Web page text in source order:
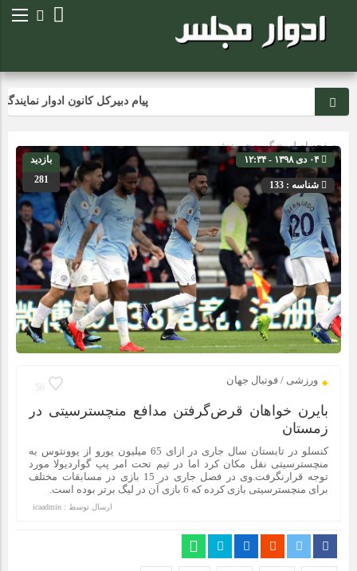
پیام دبیرکل کانون ادوار
صفحه اصلی» گروه »ورزش
۰۴ دی ۱۳۹۸ - ۱۲:۳۴
شناسه : 133
بازدید
281
56
ورزشی / فوتبال جهان
بایرن خواهان قرض‌گرفتن مدافع منچسترسیتی در
زمستان
کنسلو در تابستان سال جاری در ازای 65 میلیون یورو از یوونتوس به
منچسترسیتی نقل مکان کرد اما در تیم تحت امر پپ گواردیولا مورد
توجه قرارنگرفت.وی در فصل جاری در 15 بازی در مسابقات مختلف
برای منچسترسیتی بازی کرده که 6 بازی آن در لیگ برتر بوده است.
ارسال توسط : icaadmin